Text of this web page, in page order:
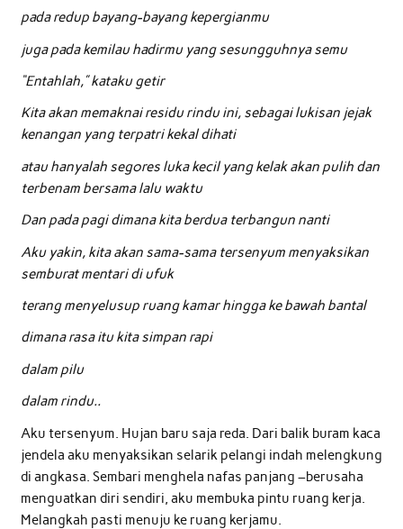
pada redup bayang-bayang kepergianmu
juga pada kemilau hadirmu yang sesungguhnya semu
“Entahlah,” kataku getir
Kita akan memaknai residu rindu ini, sebagai lukisan jejak
kenangan yang terpatri kekal dihati
atau hanyalah segores luka kecil yang kelak akan pulih dan
terbenam bersama lalu waktu
Dan pada pagi dimana kita berdua terbangun nanti
Aku yakin, kita akan sama-sama tersenyum menyaksikan
semburat mentari di ufuk
terang menyelusup ruang kamar hingga ke bawah bantal
dimana rasa itu kita simpan rapi
dalam pilu
dalam rindu..
Aku tersenyum. Hujan baru saja reda. Dari balik buram kaca
jendela aku menyaksikan selarik pelangi indah melengkung
di angkasa. Sembari menghela nafas panjang –berusaha
menguatkan diri sendiri, aku membuka pintu ruang kerja.
Melangkah pasti menuju ke ruang kerjamu.